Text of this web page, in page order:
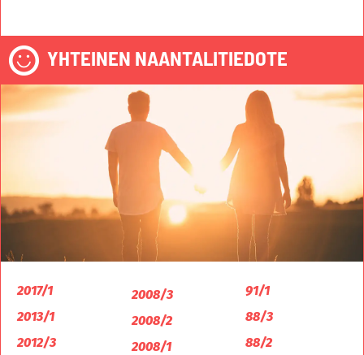
YHTEINEN NAANTALITIEDOTE
2017/1
2013/1
2012/3
2008/3
2008/2
2008/1
91/1
88/3
88/2